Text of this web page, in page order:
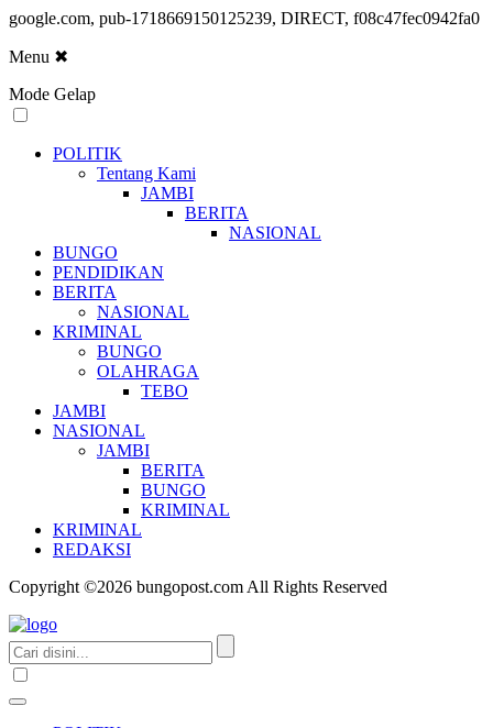
google.com, pub-1718669150125239, DIRECT, f08c47fec0942fa0
Menu ✖
Mode Gelap
POLITIK
Tentang Kami
JAMBI
BERITA
NASIONAL
BUNGO
PENDIDIKAN
BERITA
NASIONAL
KRIMINAL
BUNGO
OLAHRAGA
TEBO
JAMBI
NASIONAL
JAMBI
BERITA
BUNGO
KRIMINAL
KRIMINAL
REDAKSI
Copyright ©2026 bungopost.com All Rights Reserved